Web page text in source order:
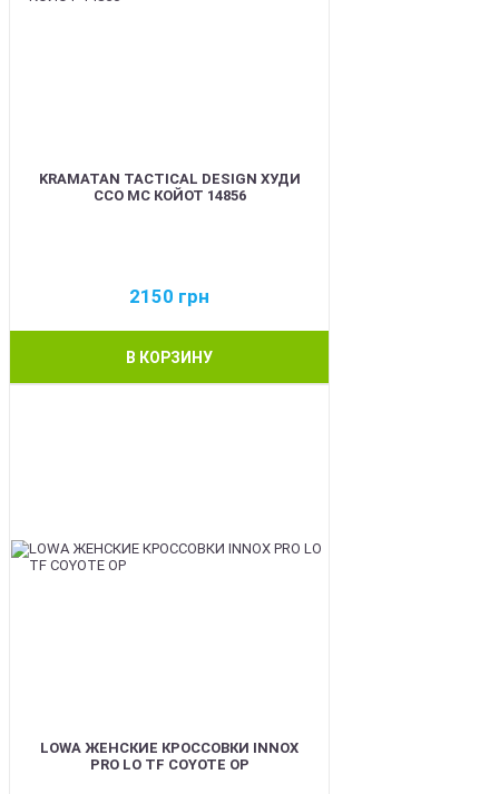
KRAMATAN TACTICAL DESIGN ХУДИ
ССО МС КОЙОТ 14856
2150 грн
В КОРЗИНУ
LOWA ЖЕНСКИЕ КРОССОВКИ INNOX
PRO LO TF COYOTE OP